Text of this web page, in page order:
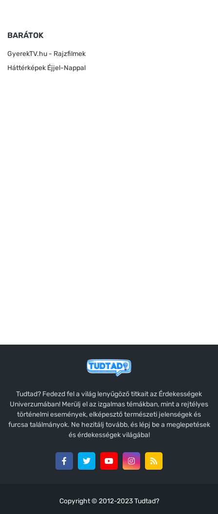
BARÁTOK
GyerekTV.hu - Rajzfilmek
Háttérképek Éjjel-Nappal
Tudtad? Fedezd fel a világ lenyűgöző titkait az Érdekességek
Univerzumában! Merülj el az izgalmas témákban, mint a rejtélyes
történelmi események, elképesztő természeti jelenségek és
furcsa találmányok. Ne hezitálj tovább, és lépj be a meglepetések
és érdekességek világába!
Copyright © 2012-2023Tudtad?